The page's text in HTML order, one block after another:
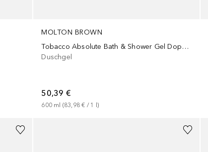
MOLTON BROWN
Tobacco Absolute Bath & Shower Gel Doppelpack (2er Set)
Duschgel
50,39 €
600 ml (83,98 € / 1 l)